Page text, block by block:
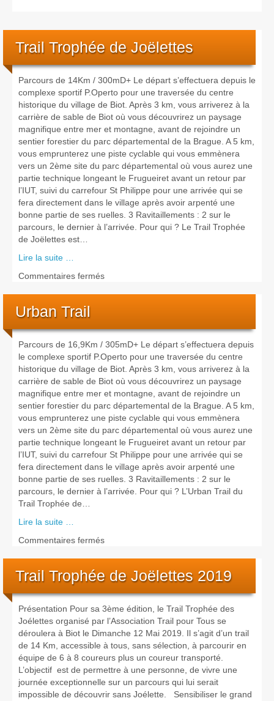
Trail Trophée de Joëlettes
Parcours de 14Km / 300mD+ Le départ s’effectuera depuis le
complexe sportif P.Operto pour une traversée du centre
historique du village de Biot. Après 3 km, vous arriverez à la
carrière de sable de Biot où vous découvrirez un paysage
magnifique entre mer et montagne, avant de rejoindre un
sentier forestier du parc départemental de la Brague. A 5 km,
vous emprunterez une piste cyclable qui vous emmènera
vers un 2ème site du parc départemental où vous aurez une
partie technique longeant le Frugueiret avant un retour par
l’IUT, suivi du carrefour St Philippe pour une arrivée qui se
fera directement dans le village après avoir arpenté une
bonne partie de ses ruelles. 3 Ravitaillements : 2 sur le
parcours, le dernier à l’arrivée. Pour qui ? Le Trail Trophée
de Joëlettes est…
Lire la suite …
Commentaires ferméssur
Urban Trail
Parcours de 16,9Km / 305mD+ Le départ s’effectuera depuis
le complexe sportif P.Operto pour une traversée du centre
historique du village de Biot. Après 3 km, vous arriverez à la
carrière de sable de Biot où vous découvrirez un paysage
magnifique entre mer et montagne, avant de rejoindre un
sentier forestier du parc départemental de la Brague. A 5 km,
vous emprunterez une piste cyclable qui vous emmènera
vers un 2ème site du parc départemental où vous aurez une
partie technique longeant le Frugueiret avant un retour par
l’IUT, suivi du carrefour St Philippe pour une arrivée qui se
fera directement dans le village après avoir arpenté une
bonne partie de ses ruelles. 3 Ravitaillements : 2 sur le
parcours, le dernier à l’arrivée. Pour qui ? L’Urban Trail du
Trail Trophée de…
Lire la suite …
Commentaires ferméssur
Trail Trophée de Joëlettes 2019
Présentation Pour sa 3ème édition, le Trail Trophée des
Joélettes organisé par l’Association Trail pour Tous se
déroulera à Biot le Dimanche 12 Mai 2019. Il s’agit d’un trail
de 14 Km, accessible à tous, sans sélection, à parcourir en
équipe de 6 à 8 coureurs plus un coureur transporté.
L’objectif est de permettre à une personne, de vivre une
journée exceptionnelle sur un parcours qui lui serait
impossible de découvrir sans Joélette. Sensibiliser le grand